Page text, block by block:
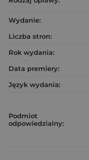
Wydanie:
Liczba stron:
Rok wydania:
Data premiery:
Język wydania:
Podmiot
odpowiedzialny: